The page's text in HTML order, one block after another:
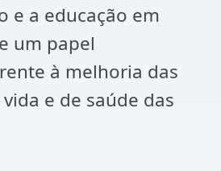
e a educação em
um papel
à melhoria das
e de saúde das